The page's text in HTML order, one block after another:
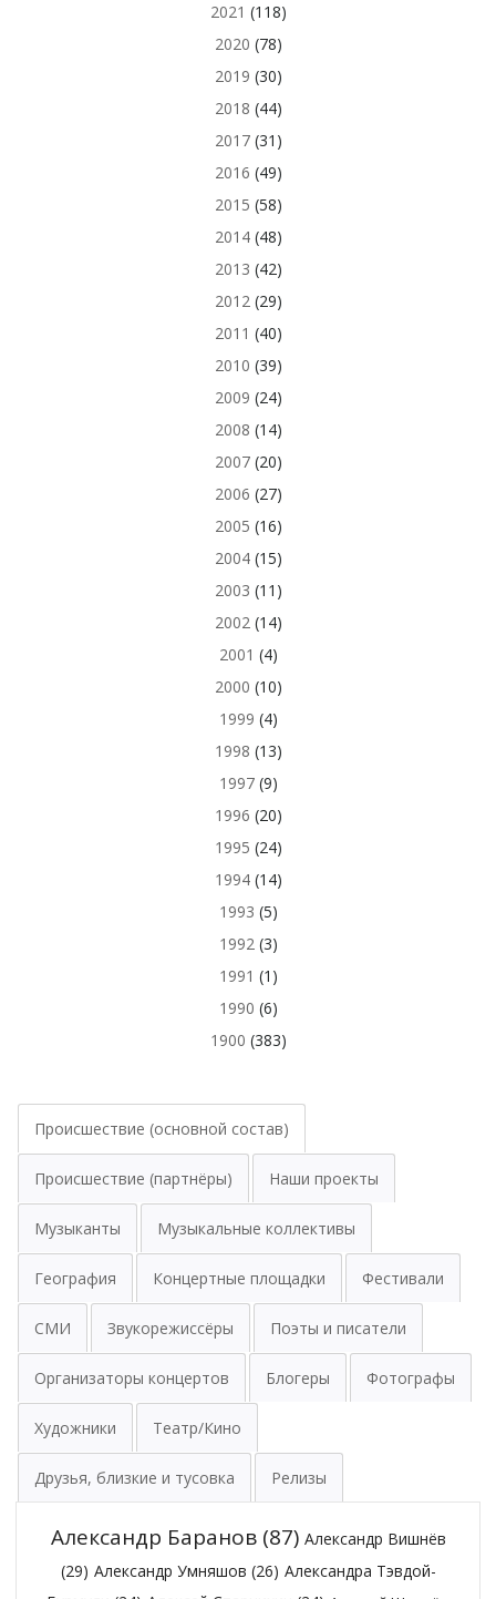
2021 (118)
2020 (78)
2019 (30)
2018 (44)
2017(31)
2016 (49)
2015 (58)
2014(48)
2013 (42)
2012(29)
2011 (40)
2010 (39)
2009 (24)
2008 (14)
2007(20)
2006 (27)
2005 (16)
2004(15)
2003 (11)
2002(14)
2001 (4)
2000 (10)
1999 (4)
1998 (13)
1997(9)
1996 (20)
1995 (24)
1994(14)
1993 (5)
1992(3)
1991 (1)
1990 (6)
1900 (383)
Происшествие (основной состав)
Происшествие (партнёры) Наши проекты
Музыканты Музыкальные коллективы
География Концертные площадки Фестивали
СМИ Звукорежиссёры Поэты и писатели
Организаторы концертов Блогеры Фотографы
Художники Театр/Кино
Друзья, близкие и тусовка Релизы
Александр Баранов(87) Александр Вишнёв
(29) Александр Умняшов (26) Александра Тэвдой-